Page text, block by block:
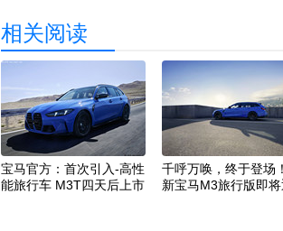
相关阅读
宝马官方：首次引入-高性
能旅行车 M3T四天后上市
千呼万唤，终于登场
新宝马M3旅行版即